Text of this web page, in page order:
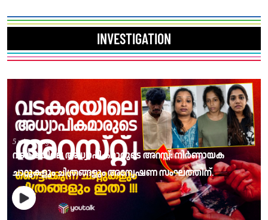
INVESTIGATION
5 minutes ago
വടകരയിലെ അധ്യാപികമാരുടെ അറസ്റ്റ്: നിർണായക
ചാറ്റുകളും ചിത്രങ്ങളും അന്വേഷണ സംഘത്തിന്.